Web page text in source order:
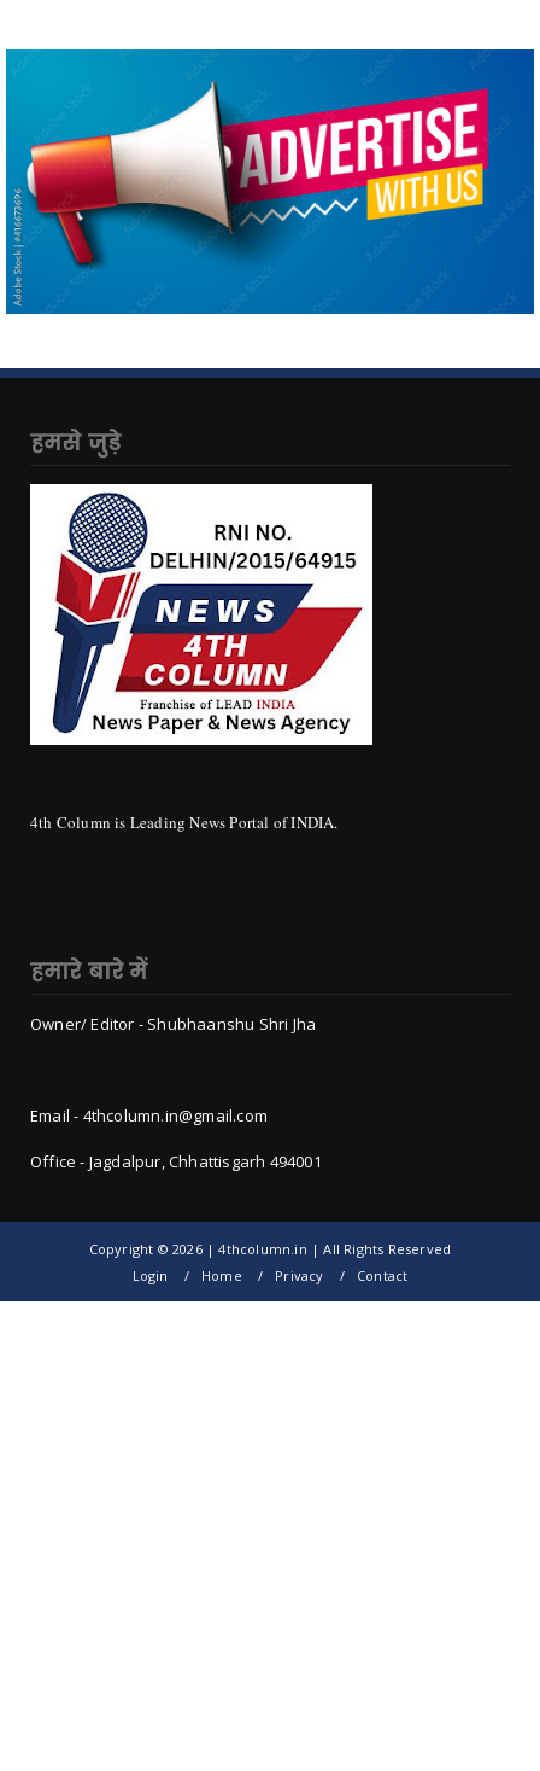
हमसे जुड़े
4th Column is Leading News Portal of INDIA.
हमारे बारे में
Owner/ Editor - Shubhaanshu Shri Jha
Email - 4thcolumn.in@gmail.com
Office - Jagdalpur, Chhattisgarh 494001
Copyright ©2026 | 4thcolumn.in | All Rights Reserved
Login
Home Privacy Contact